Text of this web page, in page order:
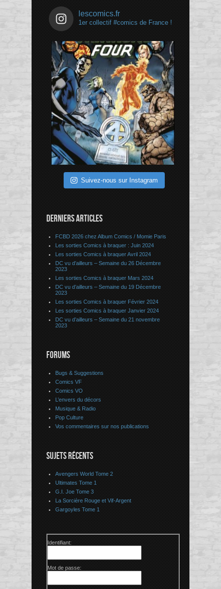
lescomics.fr
1er collectif #comics de France !
Suivez-nous sur Instagram
DERNIERS ARTICLES
FCBD 2026 chez Album Comics / Momie Paris
Les sorties Comics à braquer : Juin 2024
Les sorties Comics à braquer Avril 2024
DC vu d’ailleurs – Semaine du 26 Décembre
2023
Les sorties Comics à braquer Mars 2024
DC vu d’ailleurs – Semaine du 19 Décembre
2023
Les sorties Comics à braquer Février 2024
Les sorties Comics à braquer Janvier 2024
DC vu d’ailleurs – Semaine du 21 novembre
2023
FORUMS
Bugs & Suggestions
Comics VF
Comics VO
L’envers du décors
Musique & Radio
Pop Culture
Vos commentaires sur nos publications
SUJETS RÉCENTS
Avengers World Tome 2
Ultimates Tome 1
G.I. Joe Tome 3
La Sorcière Rouge et Vif-Argent
Gargoyles Tome 1
Identifiant:
Mot de passe: